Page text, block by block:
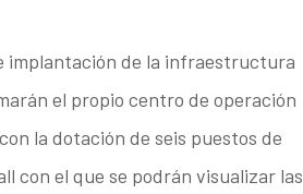
implantación de la infraestructura
el propio centro de operación
la dotación de seis puestos de
con el que se podrán visualizar las